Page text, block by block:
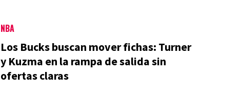
NBA
Los Bucks buscan mover fichas: Turner
y Kuzma en la rampa de salida sin
ofertas claras